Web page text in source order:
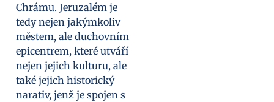
Chrámu. Jeruzalém je
tedy nejen jakýmkoliv
městem, ale duchovním
epicentrem, které utváří
nejen jejich kulturu, ale
také jejich historický
narativ, jenž je spojen s